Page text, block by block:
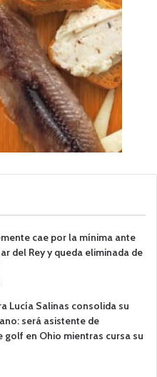
cae por la mínima ante
del Rey y queda eliminada de
Lucía Salinas consolida su
será asistente de
golf en Ohio mientras cursa su